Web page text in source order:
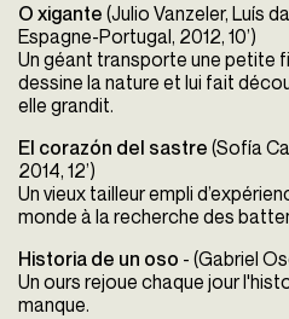
O xigante (Julio Vanzeler, Luís
Espagne-Portugal, 2012, 10’)
Un géant transporte une petite
dessine la nature et lui fait
elle grandit.
El corazón del sastre (Sofía
2014, 12’)
Un vieux tailleur empli
monde à la recherche des
Historia de un oso - (Gabriel
Un ours rejoue chaque jour
manque.